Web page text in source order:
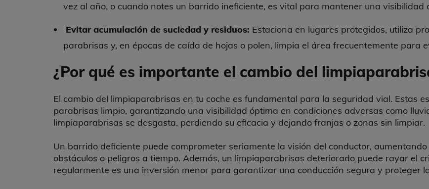
vez al año, o cuando notes un barrido ineficiente, es vital para mantener una visibilidad
Evitar acumulación de suciedad y residuos: Estaciona en lugares protegidos, utiliza
parabrisas y, en épocas de caída de hojas o polen, limpia el área frecuentemente para
¿Por qué es importante el cambio del
El cambio del limpiaparabrisas en tu coche es fundamental para la seguridad vial. Estas
parabrisas limpio, garantizando una visibilidad óptima en condiciones adversas como
limpiaparabrisas se desgasta, perdiendo su eficacia y dejando franjas o zonas sin limpiar.
Un barrido deficiente puede comprometer seriamente la visión del conductor,
obstáculos o peligros a tiempo. Además, un limpiaparabrisas deteriorado puede rayar el
regularmente es una inversión menor para garantizar una conducción segura y proteger